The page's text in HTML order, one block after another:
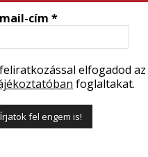
cím *
elfogadod az
foglaltakat.